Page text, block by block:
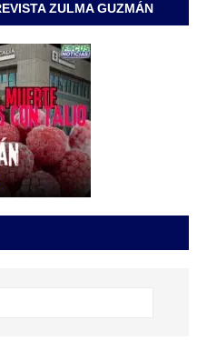
ZULMA GUZMÁN